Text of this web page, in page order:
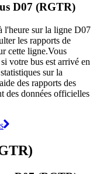
D07 (RGTR)
l'heure sur la ligne D07
les rapports de
cette ligne.Vous
votre bus est arrivé en
sur la
des rapports des
des données officielles